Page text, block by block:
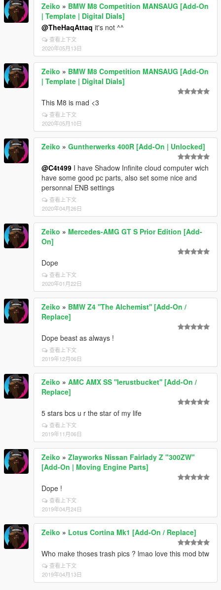
Zeiko » BMW M8 Competition MANSAUG [Add-On
| Template | Digital Dials]
@TheHaqAttaq it's not ^^
查看上下文
2020年05月13日
Zeiko » BMW M8 Competition MANSAUG [Add-On
| Template | Digital Dials]
This M8 is mad <3
查看上下文
2020年05月10日
Zeiko » Guntherwerks 400R [Add-On | Unlocked]
@C4t499 I have Shadow Infinite cloud computer wich
have some good pc parts, also set some nice and
personnal ENB settings
查看上下文
2020年04月26日
Zeiko » Mercedes-AMG GT S Prior Edition [Add-
On]
Dope
查看上下文
2020年01月22日
Zeiko » BMW Z4 ''The Alchemist'' [Add-On /
Replace]
Dope beast as always !
查看上下文
2019年12月06日
Zeiko » AMC AMX SS ''lerustbucket'' [Add-On /
Replace]
5 stars bcs u r the star of my life
查看上下文
2019年11月06日
Zeiko » Zlayworks Nissan Fairlady Z "300ZW"
[Add-On | Moving Engine Parts]
Dope !
查看上下文
2019年04月24日
Zeiko » Lotus Cortina Mk1 [Add-On / Replace]
Who make thoses trash pics ? lmao love this mod btw
查看上下文
2019年04月13日